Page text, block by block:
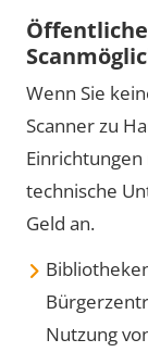
Wenn Sie
Scanner zu
technische
Geld an.
Nutzung